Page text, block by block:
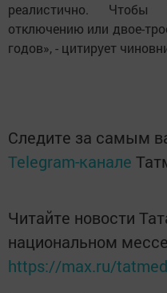
реалистично.
отключению или двое-
годов», - цитирует
Следите за самым
Telegram-канале
Читайте новости
национальном
https://max.ru/